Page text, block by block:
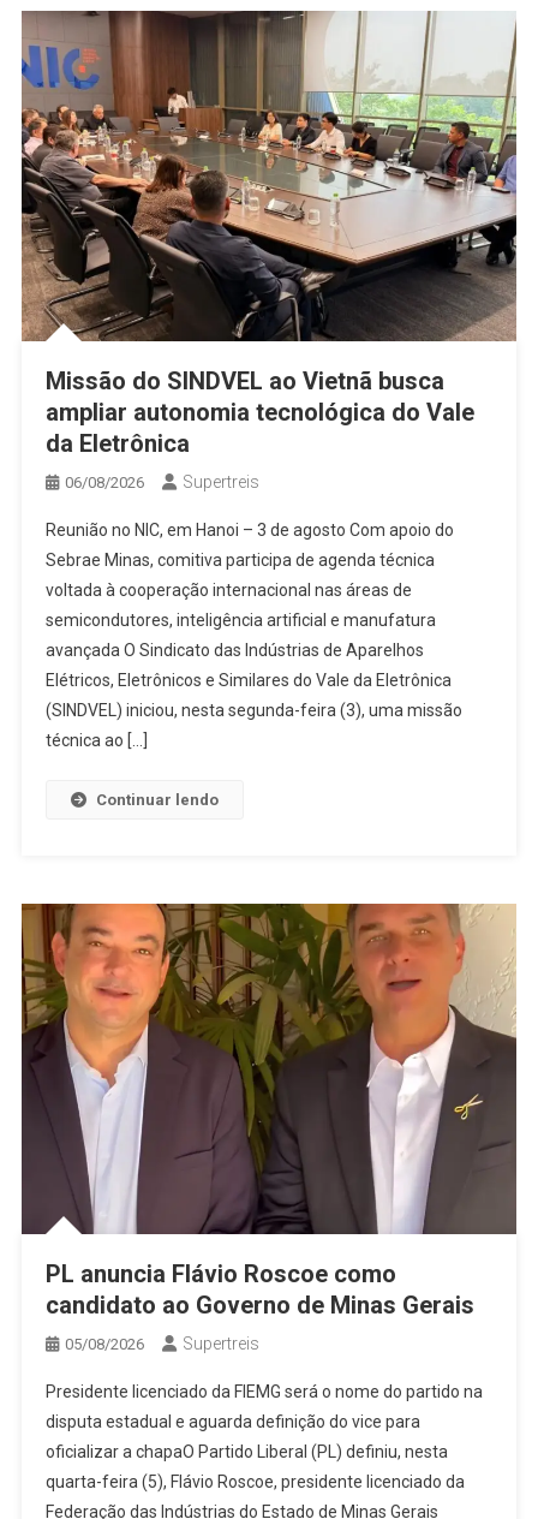
Missão do SINDVEL ao Vietnã busca
ampliar autonomia tecnológica do Vale
da Eletrônica
06/08/2026 Supertreis
Reunião no NIC, em Hanoi – 3 de agosto Com apoio do
Sebrae Minas, comitiva participa de agenda técnica
voltada à cooperação internacional nas áreas de
semicondutores, inteligência artificial e manufatura
avançada O Sindicato das Indústrias de Aparelhos
Elétricos, Eletrônicos e Similares do Vale da Eletrônica
(SINDVEL) iniciou, nesta segunda-feira (3), uma missão
técnica ao […]
Continuar lendo
PL anuncia Flávio Roscoe como
candidato ao Governo de Minas Gerais
05/08/2026 Supertreis
Presidente licenciado da FIEMG será o nome do partido na
disputa estadual e aguarda definição do vice para
oficializar a chapaO Partido Liberal (PL) definiu, nesta
quarta-feira (5), Flávio Roscoe, presidente licenciado da
Federação das Indústrias do Estado de Minas Gerais